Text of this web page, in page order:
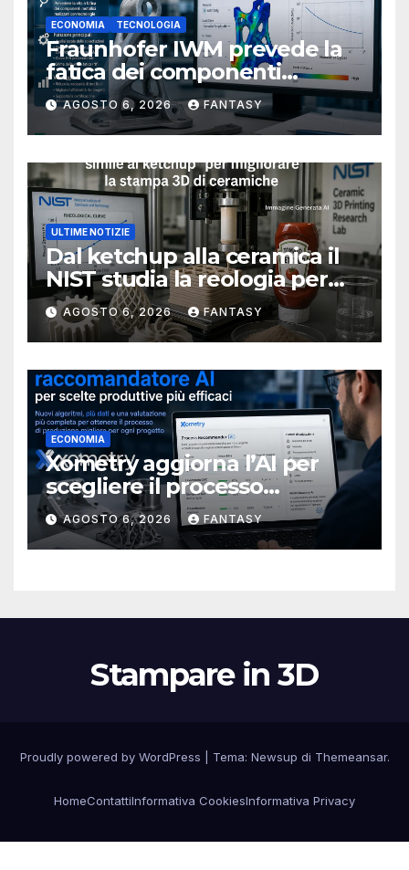
ECONOMIA TECNOLOGIA
Fraunhofer IWM prevede la
fatica dei componenti
metallici stampati in 3D
AGOSTO 6, 2026 FANTASY
ULTIME NOTIZIE
Dal ketchup alla ceramica il
NIST studia la reologia per
rendere più affidabile la
stampa 3D
AGOSTO 6, 2026 FANTASY
ECONOMIA
Xometry aggiorna l’AI per
scegliere il processo
produttivo più adatto
AGOSTO 6, 2026 FANTASY
Stampare in 3D
Proudly powered by WordPress Tema: Newsup di Themeansar.
HomeContattiInformativa CookiesInformativa Privacy